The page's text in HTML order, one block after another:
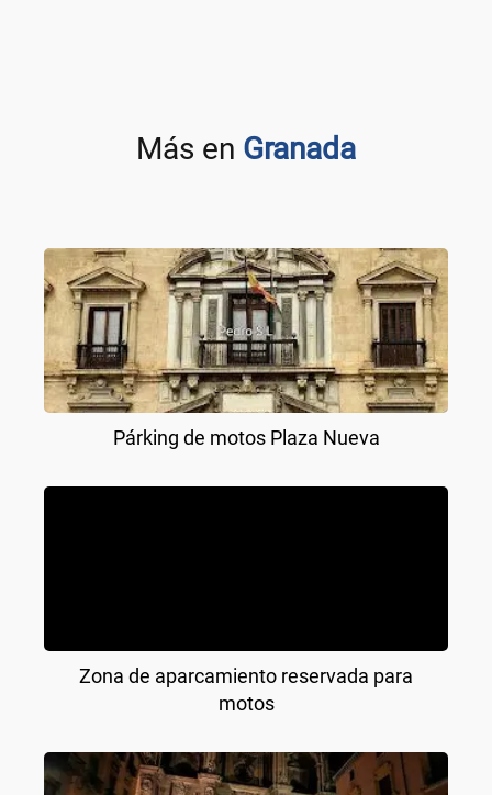
Más en Granada
Párking de motos Plaza Nueva
Zona de aparcamiento reservada para
motos